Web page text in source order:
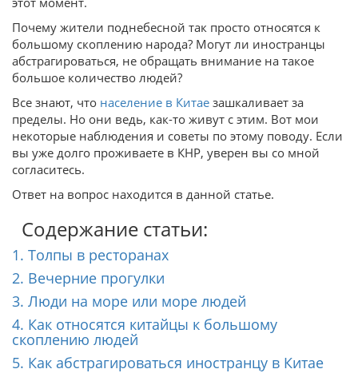
Почему жители поднебесной так просто относятся к
большому скоплению народа? Могут ли иностранцы
абстрагироваться, не обращать внимание на такое
большое количество людей?
Все знают, что население в Китае зашкаливает за
пределы. Но они ведь, как-то живут с этим. Вот мои
некоторые наблюдения и советы по этому поводу. Если
вы уже долго проживаете в КНР, уверен вы со мной
согласитесь.
Ответ на вопрос находится в данной статье.
Содержание статьи:
1. Толпы в ресторанах
2. Вечерние прогулки
3. Люди на море или море людей
4. Как относятся китайцы к большому
скоплению людей
5. Как абстрагироваться иностранцу в Китае